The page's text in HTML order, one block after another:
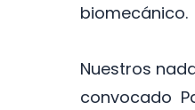
biomecánico.
Nuestros
convocado